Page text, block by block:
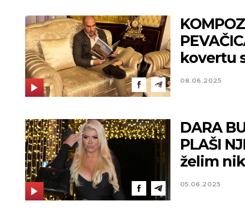
kovertu
08.06.2025
DARA
PLAŠI
želim
05.06.2025